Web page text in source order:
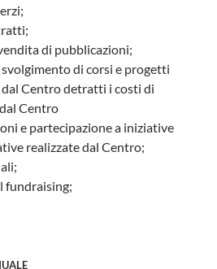
di pubblicazioni;
di corsi e progetti
Centro detratti i costi di
Centro
e partecipazione a iniziative
realizzate dal Centro;
fundraising;